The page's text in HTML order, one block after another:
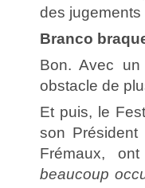
des jugements
Branco
Bon. Avec
obstacle de
Et puis, le
son
Frémaux,
beaucoup